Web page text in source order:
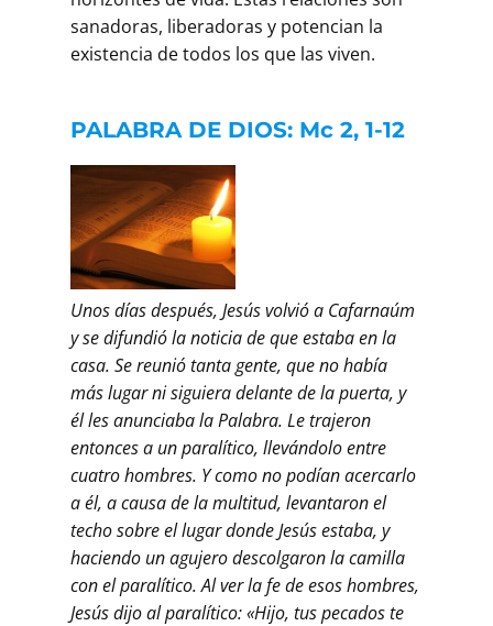
sanadoras, liberadoras y potencian la
existencia de todos los que las viven.
PALABRA DE DIOS: Mc 2, 1-12
Unos días después, Jesús volvió a Cafarnaúm
y se difundió la noticia de que estaba en la
casa. Se reunió tanta gente, que no había
más lugar ni siguiera delante de la puerta, y
él les anunciaba la Palabra. Le trajeron
entonces a un paralítico, llevándolo entre
cuatro hombres. Y como no podían acercarlo
a él, a causa de la multitud, levantaron el
techo sobre el lugar donde Jesús estaba, y
haciendo un agujero descolgaron la camilla
con el paralítico. Al ver la fe de esos hombres,
Jesús dijo al paralítico: «Hijo, tus pecados te